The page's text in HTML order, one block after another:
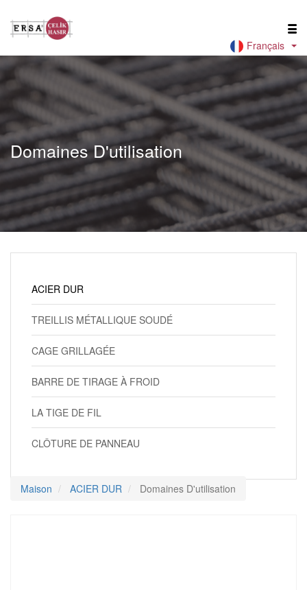
Français
Domaines D'utilisation
ACIER DUR
TREILLIS MÉTALLIQUE SOUDÉ
CAGE GRILLAGÉE
BARRE DE TIRAGE À FROID
LA TIGE DE FIL
CLÔTURE DE PANNEAU
Maison ACIER DUR Domaines D'utilisation